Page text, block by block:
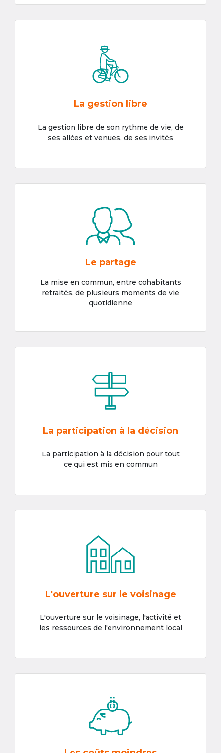
La gestion libre
La gestion libre de son rythme de vie, de
ses allées et venues, de ses invités
Le partage
La mise en commun, entre cohabitants
retraités, de plusieurs moments de vie
quotidienne
La participation à la décision
La participation à la décision pour tout
ce qui est mis en commun
L'ouverture sur le voisinage
L'ouverture sur le voisinage, l'activité et
les ressources de l'environnement local